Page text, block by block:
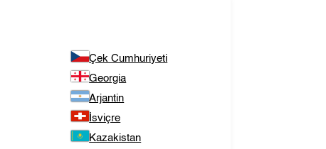
Çek Cumhuriyeti
Georgia
Arjantin
İsviçre
Kazakistan